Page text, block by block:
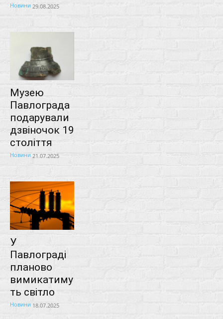
Новини 29.08.2025
Музею
Павлограда
подарували
дзвіночок 19
століття
Новини 21.07.2025
У
Павлограді
планово
вимикатиму
ть світло
Новини 18.07.2025